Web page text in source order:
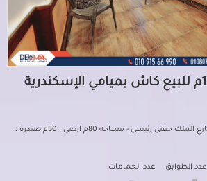
محل للبيع 130م ميامى - شارع الملك حفنى رئيسى - مساحه 80م ارضى ، 50م صندرة ،
عدد الطوابق عدد الحمامات